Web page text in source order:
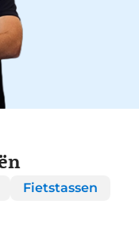
Fietstassen